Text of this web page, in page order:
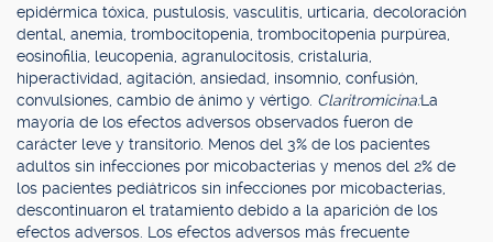
epidérmica tóxica, pustulosis, vasculitis, urticaria, decoloración
dental, anemia, trombocitopenia, trombocitopenia purpúrea,
eosinofilia, leucopenia, agranulocitosis, cristaluria,
hiperactividad, agitación, ansiedad, insomnio, confusión,
convulsiones, cambio de ánimo y vértigo. Claritromicina:La
mayoría de los efectos adversos observados fueron de
carácter leve y transitorio. Menos del 3% de los pacientes
adultos sin infecciones por micobacterias y menos del 2% de
los pacientes pediátricos sin infecciones por micobacterias,
descontinuaron el tratamiento debido a la aparición de los
efectos adversos. Los efectos adversos más frecuente